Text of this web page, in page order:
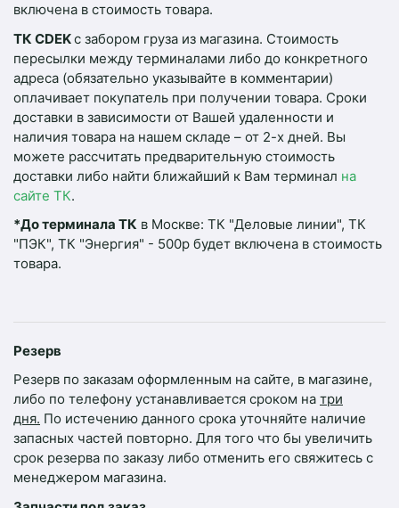
включена в стоимость товара.
ТК CDEKс забором груза из магазина. Cтоимость
пересылки между терминалами либо до конкретного
адреса (обязательно указывайте в комментарии)
оплачивает покупатель при получении товара. Сроки
доставки в зависимости от Вашей удаленности и
наличия товара на нашем складе – от 2-х дней. Вы
можете рассчитать предварительную стоимость
доставки либо найти ближайший к Вам терминал на
сайте ТК.
*До терминала ТК в Москве: ТК "Деловые линии", ТК
"ПЭК", ТК "Энергия" - 500р будет включена в стоимость
товара.
Резерв
Резерв по заказам оформленным на сайте, в магазине,
либо по телефону устанавливается сроком на три
дня. По истечению данного срока уточняйте наличие
запасных частей повторно. Для того что бы увеличить
срок резерва по заказу либо отменить его свяжитесь с
менеджером магазина.